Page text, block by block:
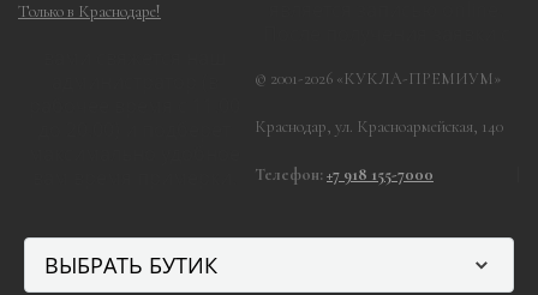
Только в Краснодаре!
© 2001-2026 «КУКЛА-ПРЕМИУМ»
Краснодар, ул. Красноармейская, 140
Телефон: +7 918 155-7000